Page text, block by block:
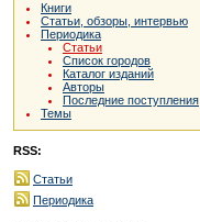
Книги
Статьи, обзоры, интервью
Периодика
Статьи
Список городов
Каталог изданий
Авторы
Последние поступления
Темы
RSS:
Статьи
Периодика